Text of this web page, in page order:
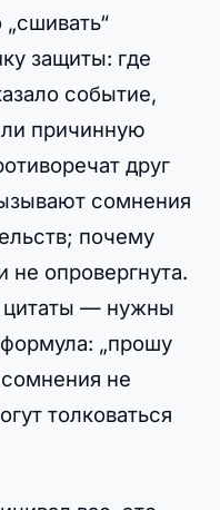
защиты: где
событие,
причинную
друг
сомнения
почему
не опровергнута.
цитаты — нужны
„прошу
сомнения не
толковаться